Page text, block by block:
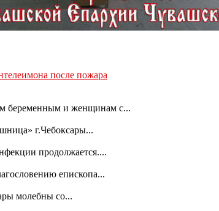
после пожара
беременным и женщинам с...
г.Чебоксары...
продолжается....
епископа...
молебны со...